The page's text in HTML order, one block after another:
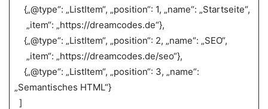
{„@type“: „ListItem“, „position“: 1, „name“: „Startseite“,
„item“: „https://dreamcodes.de“},
{„@type“: „ListItem“, „position“: 2, „name“: „SEO“,
„item“: „https://dreamcodes.de/seo“},
{„@type“: „ListItem“, „position“: 3, „name“:
„Semantisches HTML“}
]